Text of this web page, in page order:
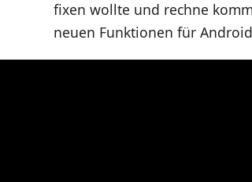
fixen wollte und rechne
neuen Funktionen für